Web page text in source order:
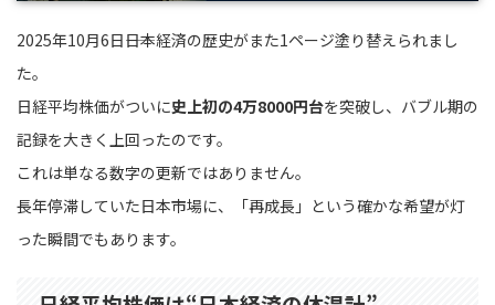
2025年10月6日――日本経済の歴史がまた1ページ塗り替えられまし
た。
日経平均株価がついに史上初の4万8000円台を突破し、バブル期の
記録を大きく上回ったのです。
これは単なる数字の更新ではありません。
長年停滞していた日本市場に、「再成長」という確かな希望が灯
った瞬間でもあります。